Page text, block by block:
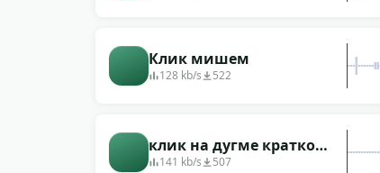
Клик мишем
128 kb/s 522
клик на дугме кратко
глуво
141 kb/s 507